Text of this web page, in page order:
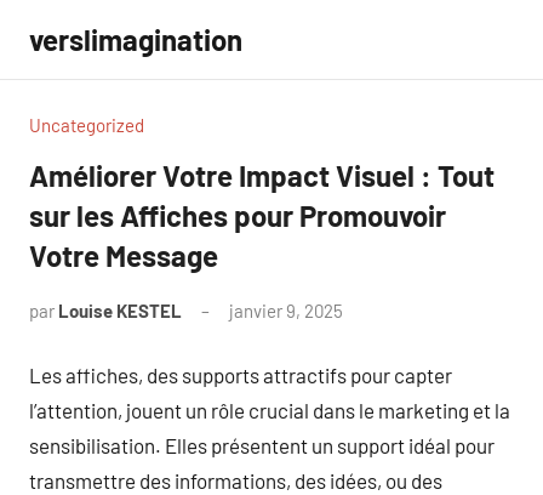
contenu
verslimagination
Uncategorized
Améliorer Votre Impact Visuel : Tout
sur les Affiches pour Promouvoir
Votre Message
par Louise KESTEL janvier 9, 2025
Les affiches, des supports attractifs pour capter
l’attention, jouent un rôle crucial dans le marketing et la
sensibilisation. Elles présentent un support idéal pour
transmettre des informations, des idées, ou des